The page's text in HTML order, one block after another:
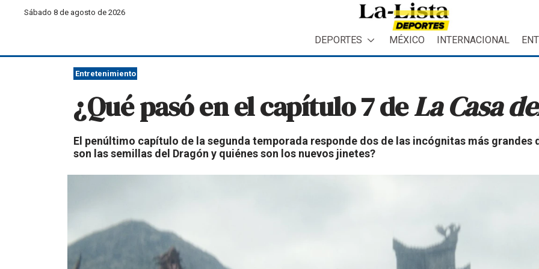
Sábado 8 de agosto de 2026
DEPORTES MÉXICO INTERNACIONAL
Entretenimiento
¿Qué pasó en el capítulo 7 deLa Casa
El penúltimo capítulo de la segunda temporada responde dos de las incógnitas más grandes
son las semillas del Dragón y quiénes son los nuevos jinetes?